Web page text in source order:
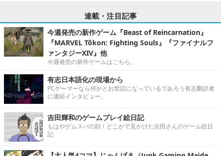
連載・注目記事
今週発売の新作ゲーム『Beast of Reincarnation』
『MARVEL Tōkon: Fighting Souls』『ファイナルフ
ァンタジーXIV』他
今週発売の新作ゲームはこちら。
有志日本語化の現場から
PCゲーマーなら何かとお世話になっているであろう有志翻訳者
に連続インタビュー。
吉田輝和のゲームプレイ絵日記
もはやゲムスパの顔！どこかで見かけた吉田さんのゲーム絵日
記